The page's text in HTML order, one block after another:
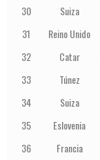
30
Suiza
31
Reino Unido
32
Catar
33
Túnez
34
Suiza
35
Eslovenia
36
Francia